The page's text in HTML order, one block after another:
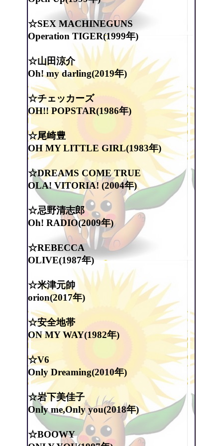
☆SEX MACHINEGUNS
Operation TIGER(1999年)
☆山田涼介
Oh! my darling(2019年)
☆チェッカーズ
OH!! POPSTAR(1986年)
☆尾崎豊
OH MY LITTLE GIRL(1983年)
☆DREAMS COME TRUE
OLA! VITORIA! (2004年)
☆忌野清志郎
Oh! RADIO(2009年)
☆REBECCA
OLIVE(1987年)
☆米津元帥
orion(2017年)
☆安全地帯
ON MY WAY(1982年)
☆V6
Only Dreaming(2010年)
☆岩下美佳子
Only me,Only you(2018年)
☆BOOWY